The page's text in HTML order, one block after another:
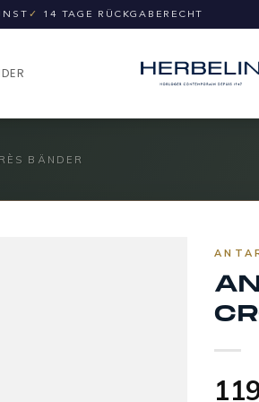
✓ 14 TAGE RÜCKGABERECHT
BÄNDER